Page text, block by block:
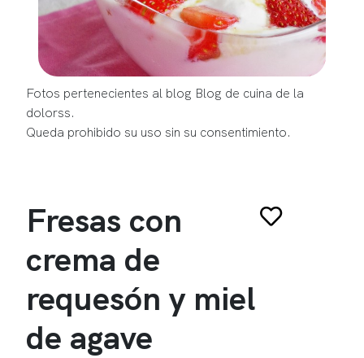
Fotos pertenecientes al blog Blog de cuina de la
dolorss.
Queda prohibido su uso sin su consentimiento.
Fresas con
crema de
requesón y miel
de agave